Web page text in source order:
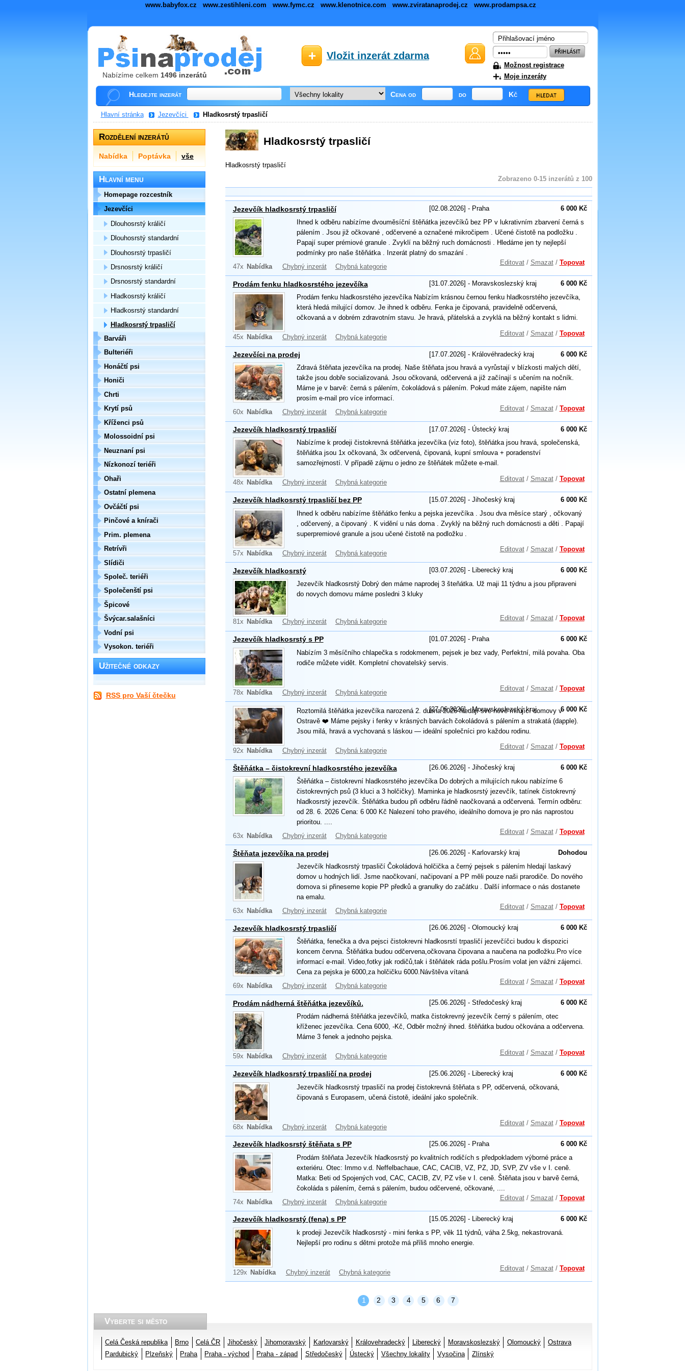
www.babyfox.cz www.zestihleni.com www.fymc.cz www.klenotnice.com www.zviratanaprodej.cz www.prodampsa.cz
Nabízíme celkem 1496 inzerátů
Vložit inzerát zdarma
Možnost registrace
Moje inzeráty
Hledejte inzerát Cena od do Kč
Hlavní stránka Jezevčíci Hladkosrstý trpasličí
Hladkosrstý trpasličí
Hladkosrstý trpasličí
Zobrazeno 0-15 inzerátů z 100
Jezevčík hladkosrstý trpasličí [02.08.2026] - Praha
6 000 Kč
Ihned k odběru nabízíme dvouměsíční štěňátka jezevčíků bez PP v lukrativním zbarvení černá s
pálením . Jsou již očkované , odčervené a označené mikročipem . Učené čistotě na podložku .
Papají super prémiové granule . Zvyklí na běžný ruch domácnosti . Hledáme jen ty nejlepší
podmínky pro naše štěňátka . Inzerát platný do smazání .
47x Nabídka Chybný inzerát Chybná kategorie Editovat/ Smazat/ Topovat
Prodám fenku hladkosrstého jezevčíka [31.07.2026] - Moravskoslezský kraj
6 000 Kč
Prodám fenku hladkosrstého jezevčíka Nabízím krásnou černou fenku hladkosrstého jezevčíka,
která hledá milující domov. Je ihned k odběru. Fenka je čipovaná, pravidelně odčervená,
očkovaná a v dobrém zdravotním stavu. Je hravá, přátelská a zvyklá na běžný kontakt s lidmi.
45x Nabídka Chybný inzerát Chybná kategorie Editovat/ Smazat/ Topovat
Jezevčíci na prodej [17.07.2026] - Královéhradecký kraj
6 000 Kč
Zdravá štěňata jezevčíka na prodej. Naše štěňata jsou hravá a vyrůstají v blízkosti malých dětí,
takže jsou dobře socializovaná. Jsou očkovaná, odčervená a již začínají s učením na nočník.
Máme je v barvě: černá s pálením, čokoládová s pálením. Pokud máte zájem, napište nám
prosím e-mail pro více informací.
60x Nabídka Chybný inzerát Chybná kategorie Editovat/ Smazat/ Topovat
Jezevčík hladkosrstý trpasličí [17.07.2026] - Ústecký kraj
6 000 Kč
Nabízíme k prodeji čistokrevná štěňátka jezevčíka (viz foto), štěňátka jsou hravá, společenská,
štěňátka jsou 1x očkovaná, 3x odčervená, čipovaná, kupní smlouva + poradenství
samozřejmostí. V případě zájmu o jedno ze štěňátek můžete e-mail.
48x Nabídka Chybný inzerát Chybná kategorie Editovat/ Smazat/ Topovat
Jezevčík hladkosrstý trpasličí bez PP [15.07.2026] - Jihočeský kraj
6 000 Kč
Ihned k odběru nabízíme štěňátko fenku a pejska jezevčíka . Jsou dva měsíce starý , očkovaný
, odčervený, a čipovaný . K vidění u nás doma . Zvyklý na běžný ruch domácnosti a děti . Papají
superpremiové granule a jsou učené čistotě na podložku .
57x Nabídka Chybný inzerát Chybná kategorie Editovat/ Smazat/ Topovat
Jezevčík hladkosrstý [03.07.2026] - Liberecký kraj
6 000 Kč
Jezevčík hladkosrstý Dobrý den máme naprodej 3 šteňátka. Už maji 11 týdnu a jsou připraveni
do novych domovu máme posledni 3 kluky
81x Nabídka Chybný inzerát Chybná kategorie Editovat/ Smazat/ Topovat
Jezevčík hladkosrstý s PP [01.07.2026] - Praha
6 000 Kč
Nabízím 3 měsíčního chlapečka s rodokmenem, pejsek je bez vady, Perfektní, milá povaha. Oba
rodiče můžete vidět. Kompletní chovatelský servis.
78x Nabídka Chybný inzerát Chybná kategorie Editovat/ Smazat/ Topovat
[27.06.2026] - Moravskoslezský kraj 6 000 Kč
Roztomilá štěňátka jezevčíka narozená 2. dubna 2026 hledají své nové milující domovy v
Ostravě ❤️ Máme pejsky i fenky v krásných barvách čokoládová s pálením a strakatá (dapple).
Jsou milá, hravá a vychovaná s láskou — ideální společníci pro každou rodinu.
92x Nabídka Chybný inzerát Chybná kategorie Editovat/ Smazat/ Topovat
Štěňátka – čistokrevní hladkosrstého jezevčíka [26.06.2026] - Jihočeský kraj
6 000 Kč
Štěňátka – čistokrevní hladkosrstého jezevčíka Do dobrých a milujících rukou nabízíme 6
čistokrevných psů (3 kluci a 3 holčičky). Maminka je hladkosrstý jezevčík, tatínek čistokrevný
hladkosrstý jezevčík. Štěňátka budou při odběru řádně naočkovaná a odčervená. Termín odběru:
od 28. 6. 2026 Cena: 6 000 Kč Nalezení toho pravého, ideálního domova je pro nás naprostou
prioritou. ....
63x Nabídka Chybný inzerát Chybná kategorie Editovat/ Smazat/ Topovat
Štěňata jezevčíka na prodej [26.06.2026] - Karlovarský kraj
Dohodou
Jezevčík hladkosrstý trpasličí Čokoládová holčička a černý pejsek s pálením hledají laskavý
domov u hodných lidí. Jsme naočkovaní, načipovaní a PP měli pouze naši prarodiče. Do nového
domova si přineseme kopie PP předků a granulky do začátku . Další informace o nás dostanete
na emalu.
63x Nabídka Chybný inzerát Chybná kategorie Editovat/ Smazat/ Topovat
Jezevčík hladkosrstý trpasličí [26.06.2026] - Olomoucký kraj
6 000 Kč
Štěňátka, fenečka a dva pejsci čistokrevni hladkosrstí trpasličí jezevčíčci budou k dispozici
koncem června. Štěňátka budou odčervena,očkovana čipovana a naučena na podložku.Pro více
informací e-mail. Video,fotky jak rodičů,tak i štěňátek ráda pošlu.Prosím volat jen vážni zájemci.
Cena za pejska je 6000,za holčičku 6000.Návštěva vítaná
69x Nabídka Chybný inzerát Chybná kategorie Editovat/ Smazat/ Topovat
Prodám nádherná štěňátka jezevčíků. [25.06.2026] - Středočeský kraj
6 000 Kč
Prodám nádherná štěňátka jezevčíků, matka čistokrevný jezevčík černý s pálením, otec
kříženec jezevčíka. Cena 6000, -Kč, Odběr možný ihned. štěňátka budou očkována a odčervena.
Máme 3 fenek a jednoho pejska.
59x Nabídka Chybný inzerát Chybná kategorie Editovat/ Smazat/ Topovat
Jezevčík hladkosrstý trpasličí na prodej [25.06.2026] - Liberecký kraj
6 000 Kč
Jezevčík hladkosrstý trpasličí na prodej čistokrevná štěňata s PP, odčervená, očkovaná,
čipovaná s Europasem, učená čistotě, ideální jako společník.
68x Nabídka Chybný inzerát Chybná kategorie Editovat/ Smazat/ Topovat
Jezevčík hladkosrstý štěňata s PP [25.06.2026] - Praha
6 000 Kč
Prodám štěňata Jezevčík hladkosrstý po kvalitních rodičích s předpokladem výborné práce a
exteriéru. Otec: Immo v.d. Neffelbachaue, CAC, CACIB, VZ, PZ, JD, SVP, ZV vše v I. ceně.
Matka: Beti od Spojených vod, CAC, CACIB, ZV, PZ vše v I. ceně. Štěňata jsou v barvě černá,
čokoláda s pálením, černá s pálením, budou odčervené, očkované, ....
74x Nabídka Chybný inzerát Chybná kategorie Editovat/ Smazat/ Topovat
Jezevčík hladkosrstý (fena) s PP [15.05.2026] - Liberecký kraj
6 000 Kč
k prodeji Jezevčík hladkosrstý - mini fenka s PP, věk 11 týdnů, váha 2.5kg, nekastrovaná.
Nejlepší pro rodinu s dětmi protože má příliš mnoho energie.
129x Nabídka Chybný inzerát Chybná kategorie Editovat/ Smazat/ Topovat
1 2 3 4 5 6 7
Rozdělení inzerátů
Nabídka Poptávka vše
Hlavní menu
Homepage rozcestník
Jezevčíci
Dlouhosrstý králičí
Dlouhosrstý standardní
Dlouhosrstý trpasličí
Drsnosrstý králičí
Drsnosrstý standardní
Hladkosrstý králičí
Hladkosrstý standardní
Hladkosrstý trpasličí
Barváři
Bulteriéři
Honáčtí psi
Honiči
Chrti
Krytí psů
Kříženci psů
Molossoidní psi
Neuznaní psi
Nízkonozí teriéři
Ohaři
Ostatní plemena
Ovčáčtí psi
Pinčové a knírači
Prim. plemena
Retrívři
Slídiči
Společ. teriéři
Společenští psi
Špicové
Švýcar.salašníci
Vodní psi
Vysokon. teriéři
Užitečné odkazy
RSS pro Vaší čtečku
Vyberte si město
Celá Česká republika Brno Celá ČR Jihočeský Jihomoravský Karlovarský Královehradecký Liberecký Moravskoslezský Olomoucký
Ostrava
Pardubický
Plzeňský Praha Praha - východ Praha - západ Středočeský Ústecký Všechny lokality Vysočina Zlínský